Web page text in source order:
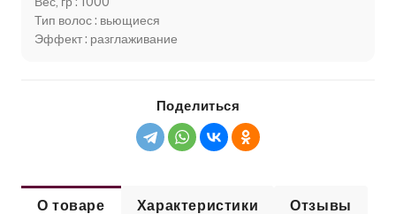
Тип волос : вьющиеся
Эффект : разглаживание
Поделиться
О товаре Характеристики Отзывы